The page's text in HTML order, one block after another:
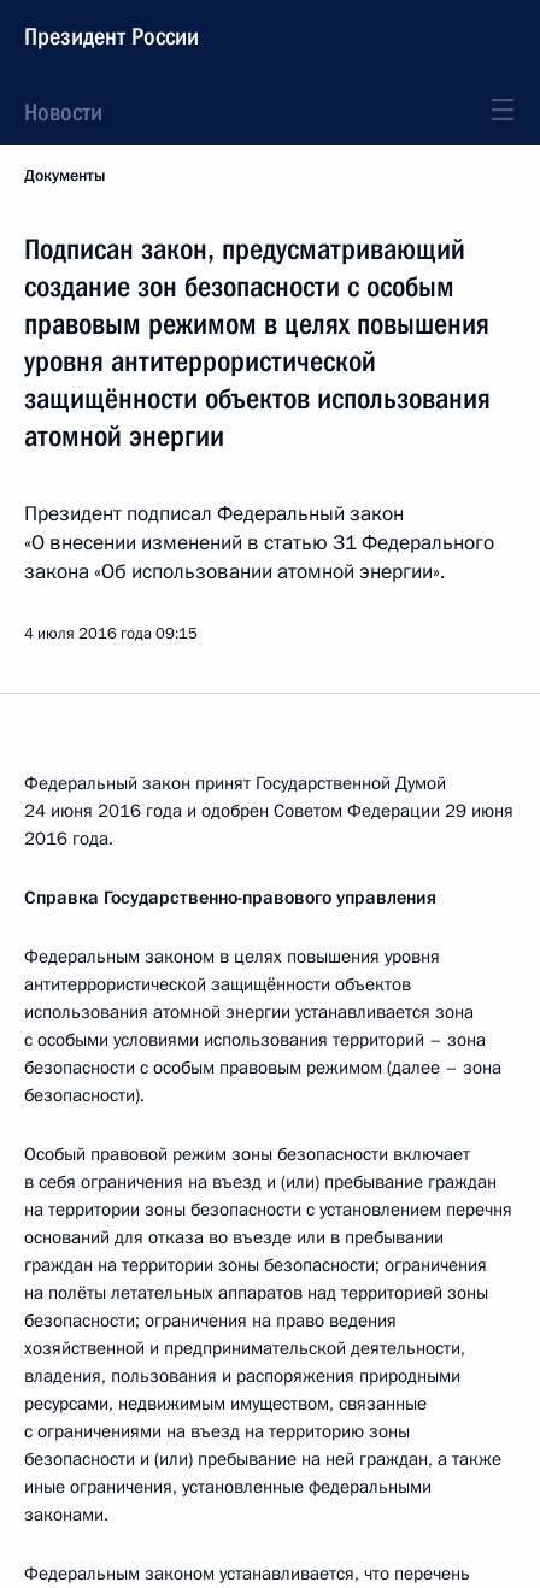
Президент России
Новости
Документы
Подписан закон, предусматривающий
создание зон безопасности с особым
правовым режимом в целях повышения
уровня антитеррористической
защищённости объектов использования
атомной энергии
Президент подписал Федеральный закон
«О внесении изменений в статью 31 Федерального
закона «Об использовании атомной энергии».
4 июля 2016 года09:15
Федеральный закон принят Государственной Думой
24 июня 2016 года и одобрен Советом Федерации 29 июня
2016 года.
Справка Государственно-правового управления
Федеральным законом в целях повышения уровня
антитеррористической защищённости объектов
использования атомной энергии устанавливается зона
с особыми условиями использования территорий – зона
безопасности с особым правовым режимом (далее – зона
безопасности).
Особый правовой режим зоны безопасности включает
в себя ограничения на въезд и (или) пребывание граждан
на территории зоны безопасности с установлением перечня
оснований для отказа во въезде или в пребывании
граждан на территории зоны безопасности; ограничения
на полёты летательных аппаратов над территорией зоны
безопасности; ограничения на право ведения
хозяйственной и предпринимательской деятельности,
владения, пользования и распоряжения природными
ресурсами, недвижимым имуществом, связанные
с ограничениями на въезд на территорию зоны
безопасности и (или) пребывание на ней граждан, а также
иные ограничения, установленные федеральными
законами.
Федеральным законом устанавливается, что перечень